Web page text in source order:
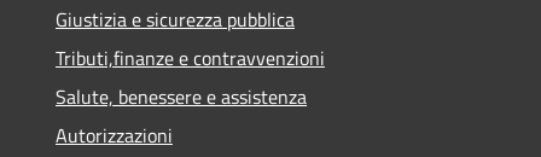
Giustizia e sicurezza pubblica
Tributi,finanze e contravvenzioni
Salute, benessere e assistenza
Autorizzazioni